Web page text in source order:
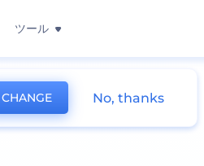
ツール
CHANGE No, thanks